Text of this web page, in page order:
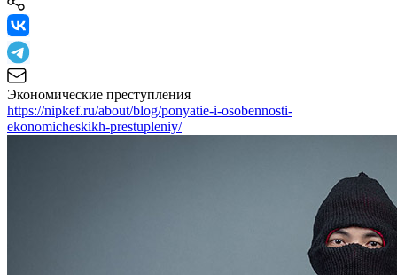
Экономические преступления
https://nipkef.ru/about/blog/ponyatie-i-osobennosti-
ekonomicheskikh-prestupleniy/